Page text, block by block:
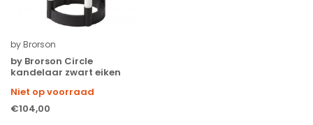
by Brorson
by Brorson Circle
kandelaar zwart eiken
Niet op voorraad
€104,00